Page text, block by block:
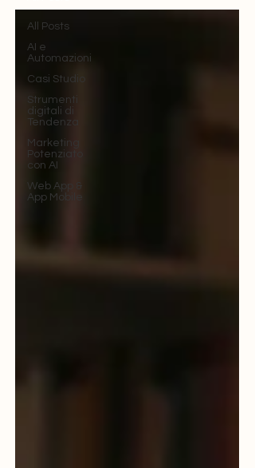
All Posts
AI e
Automazioni
Casi Studio
Strumenti
digitali di
Tendenza
Marketing
Potenziato
con AI
Web App &
App Mobile